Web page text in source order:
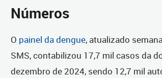
Números
O painel da dengue, atualizado
SMS, contabilizou 17,7 mil casos da
dezembro de 2024, sendo 12,7 mil